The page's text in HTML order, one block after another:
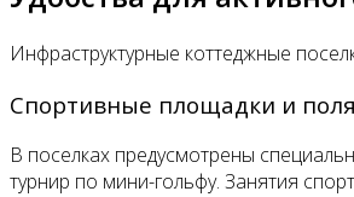
Инфраструктурные коттеджные
Спортивные площадки и поля
В поселках предусмотрены
турнир по мини-гольфу. Занятия